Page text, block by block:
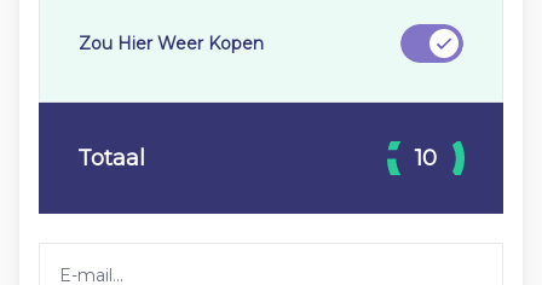
Zou Hier Weer Kopen
Totaal 10